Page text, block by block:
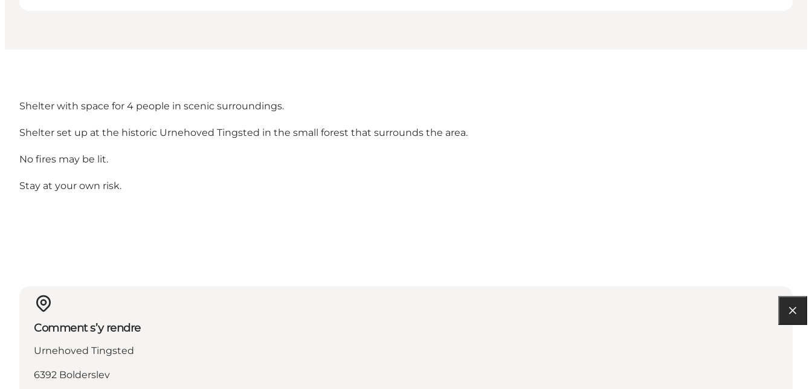
Shelter with space for 4 people in scenic surroundings.
Shelter set up at the historic Urnehoved Tingsted in the small forest that surrounds the area.
No fires may be lit.
Stay at your own risk.
Comment s’y rendre
Urnehoved Tingsted
6392 Bolderslev